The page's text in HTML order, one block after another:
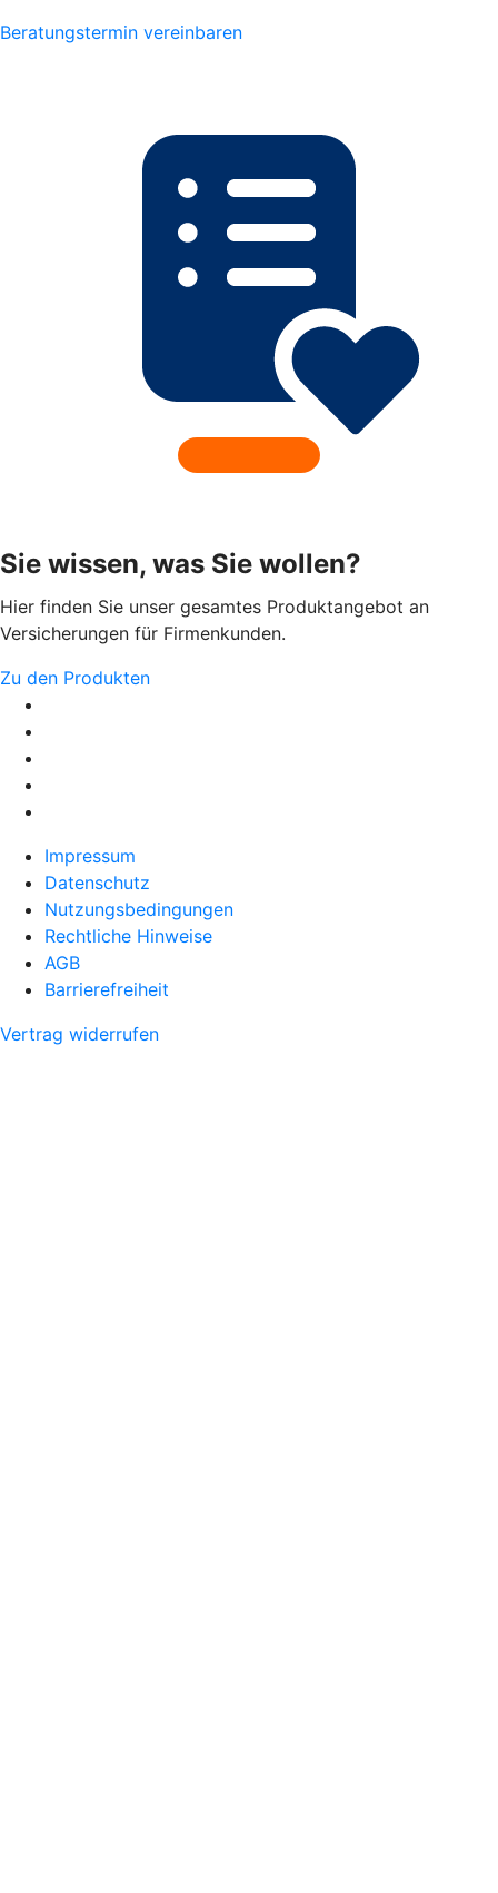
Beratungstermin vereinbaren
Sie wissen, was Sie wollen?
Hier finden Sie unser gesamtes Produktangebot an
Versicherungen für Firmenkunden.
Zu den Produkten
Impressum
Datenschutz
Nutzungsbedingungen
Rechtliche Hinweise
AGB
Barrierefreiheit
Vertrag widerrufen